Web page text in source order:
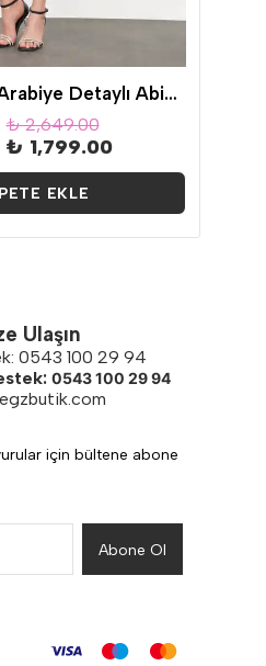
Büyük Beden Arabiye Detaylı Abiye Zümrüt Yeşili
₺ 2,649.00
₺ 1,799.00
EKLE
Ulaşın
0543 100 29 94
0543 100 29 94
için bültene abone
Abone Ol